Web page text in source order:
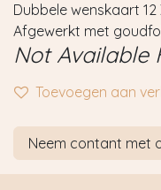
Dubbele wenskaart
Afgewerkt met
Not Available
Toevoegen aan
Neem contant met